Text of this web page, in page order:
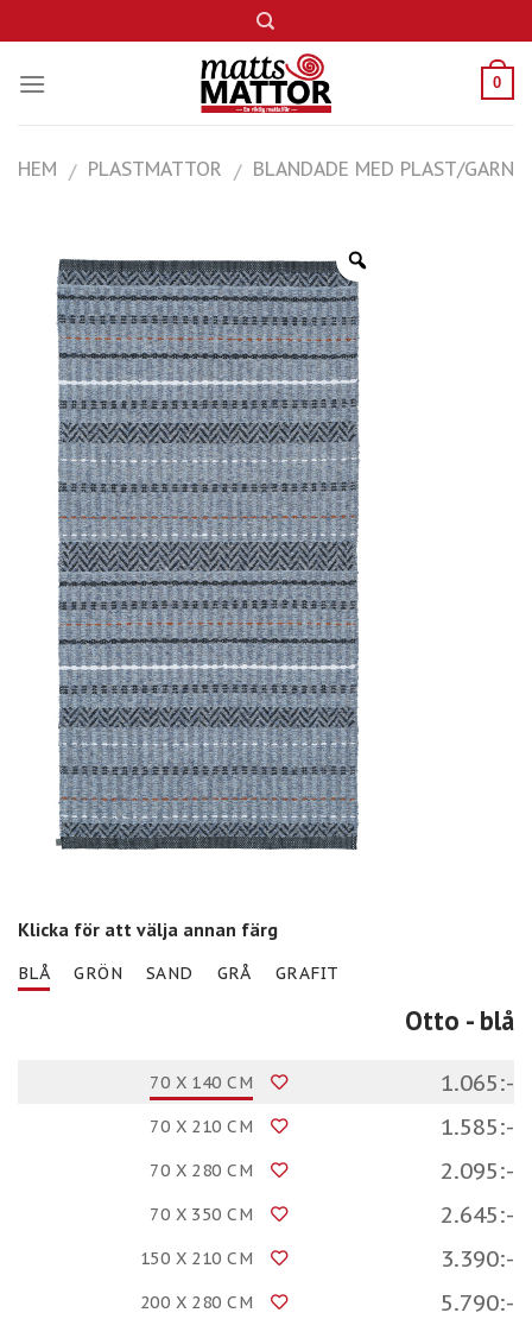
to
content
0
HEM / PLASTMATTOR / BLANDADE MED PLAST/GARN
Klicka för att välja annan färg
BLÅ GRÖN SAND GRÅ GRAFIT
Otto - blå
70 X 140 CM 1.065:-
70 X 210 CM 1.585:-
70 X 280 CM 2.095:-
70 X 350 CM 2.645:-
150 X 210 CM 3.390:-
200 X 280 CM 5.790:-